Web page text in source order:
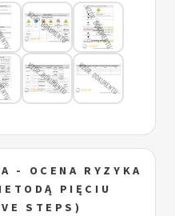
- OCENA RYZYKA
PIĘCIU
STEPS)